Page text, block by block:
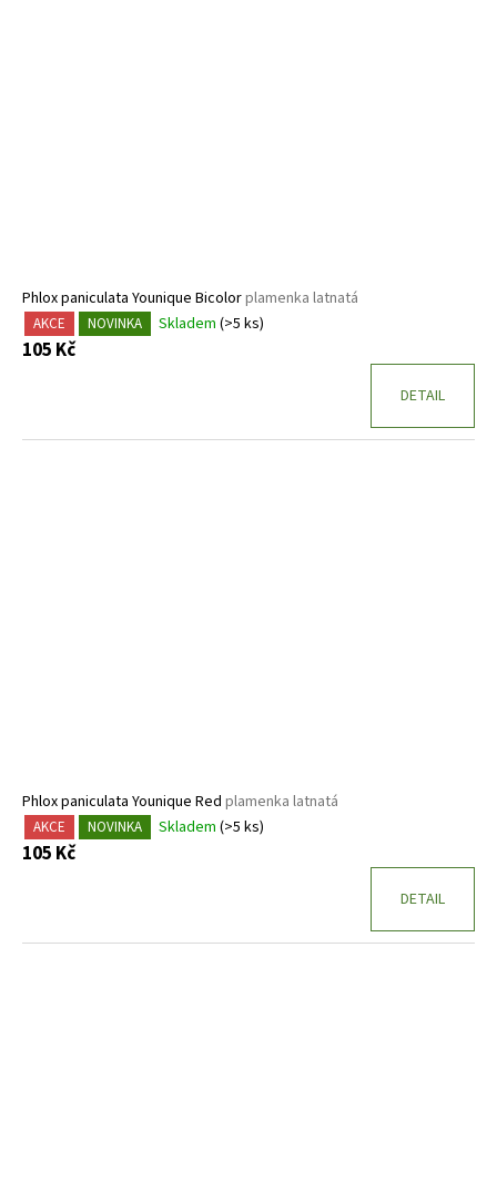
Phlox paniculata Younique Bicolorplamenka latnatá
AKCE NOVINKA Skladem (>5 ks)
105 Kč
DETAIL
Phlox paniculata Younique Red plamenka latnatá
AKCE NOVINKA Skladem (>5 ks)
105 Kč
DETAIL